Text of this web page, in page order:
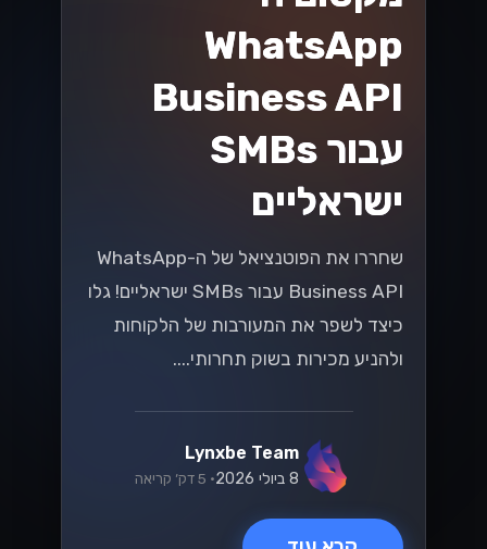
WhatsApp
Business API
עבור SMBs
ישראליים
שחררו את הפוטנציאל של ה-WhatsApp
Business API עבור SMBs ישראליים! גלו
כיצד לשפר את המעורבות של הלקוחות
ולהניע מכירות בשוק תחרותי....
Lynxbe Team
8 ביולי 2026 • 5 דק׳ קריאה